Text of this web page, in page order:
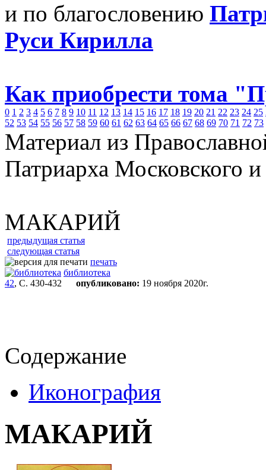
и по благословению
Руси Кирилла
Как приобрести тома
0 1 2 3 4 5 6 7 8 9 10 11 12 13 14 15 16 17 18 19 20 21 22 23 24 25
52 53 54 55 56 57 58 59 60 61 62 63 64 65 66 67 68 69 70 71 72 73
Материал из
Патриарха Московского
МАКАРИЙ
предыдущая статья
следующая статья
печать
библиотека
42, С. 430-432 опубликовано: 19 ноября 2020г.
Содержание
Иконография
МАКАРИЙ